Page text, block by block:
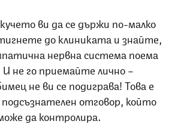
ви да се държи по-малко
до клиниката и знайте,
нервна система поема
не го приемайте лично –
не ви се подиграва! Това е
отговор, който
да контролира.